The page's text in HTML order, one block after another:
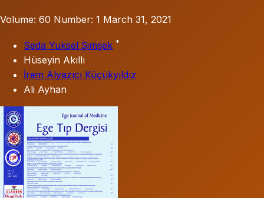
Volume: 60 Number: 1 March 31, 2021
Seda Yuksel Şimşek *
Hüseyin Akıllı
İrem Alyazıcı Küçükyıldız
Ali Ayhan